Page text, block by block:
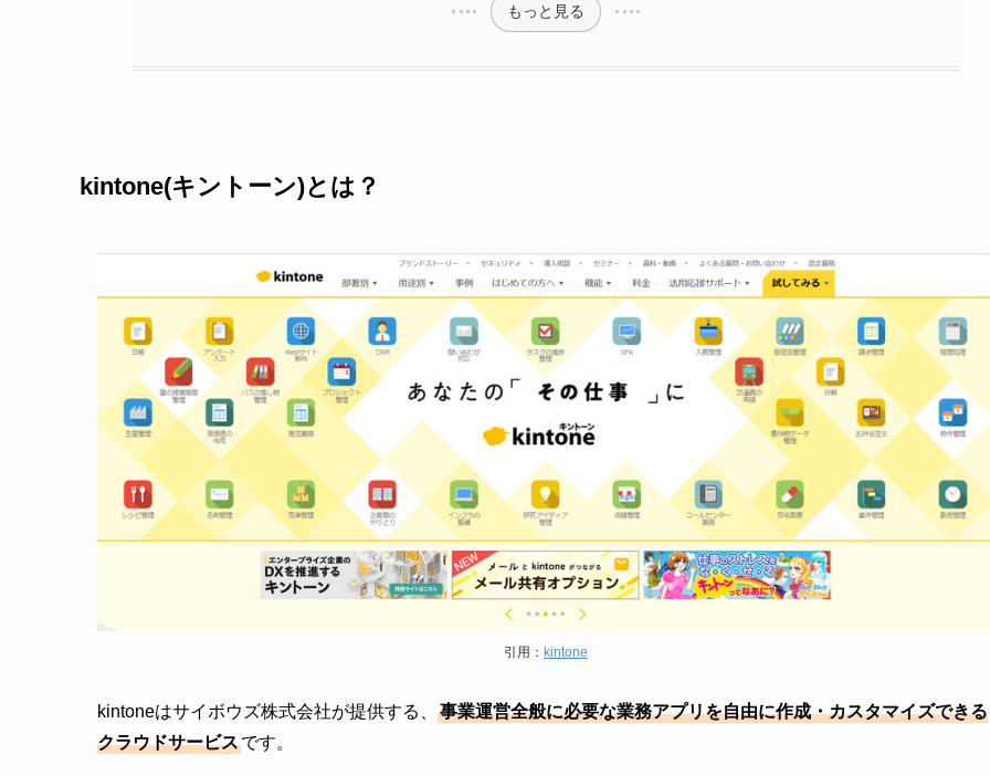
もっと見る
kintone(キントーン)とは？
引用： kintone
kintoneはサイボウズ株式会社が提供する、
事業運営全般に必要な業務アプリを自由に作成・カスタマイズできる
クラウドサービスです。